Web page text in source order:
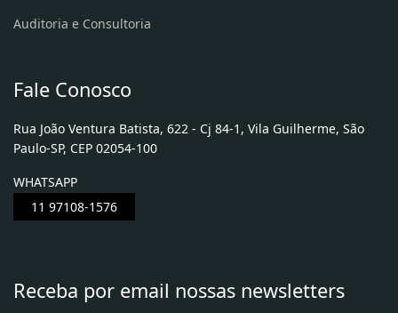
Auditoria e Consultoria
Fale Conosco
Rua João Ventura Batista, 622 - Cj 84-1, Vila Guilherme, São
Paulo-SP, CEP 02054-100
WHATSAPP
11 97108-1576
Receba por email nossas newsletters